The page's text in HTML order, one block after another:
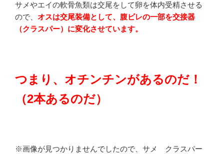
サメやエイの軟骨魚類は交尾をして卵を体内受精させる
ので、 オスは交尾装備として、腹ビレの一部を交接器
（クラスパー）に変化させています。
つまり、オチンチンがあるのだ！
（2本あるのだ）
※画像が見つかりませんでしたので、サメ クラスパー